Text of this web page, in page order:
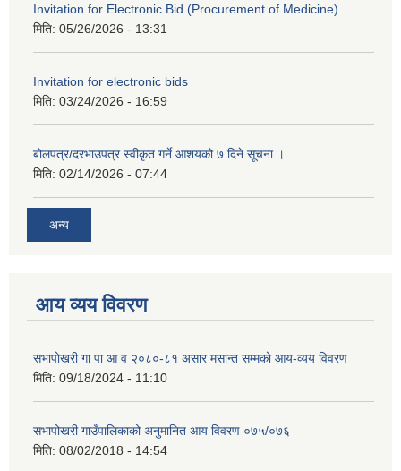
Invitation for Electronic Bid (Procurement of Medicine)
मिति: 05/26/2026 - 13:31
Invitation for electronic bids
मिति: 03/24/2026 - 16:59
बोलपत्र/दरभाउपत्र स्वीकृत गर्ने आशयको ७ दिने सूचना ।
मिति: 02/14/2026 - 07:44
अन्य
आय व्यय विवरण
सभापोखरी गा पा आ व २०८०-८१ असार मसान्त सम्मको आय-व्यय विवरण
मिति: 09/18/2024 - 11:10
सभापोखरी गाउँपालिकाको अनुमानित आय विवरण ०७५/०७६
मिति: 08/02/2018 - 14:54